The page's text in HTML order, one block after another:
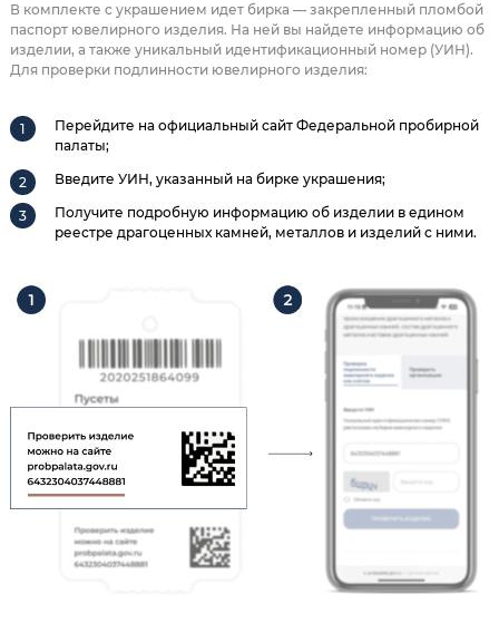
В комплекте с украшением идет бирка — закрепленный пломбой
паспорт ювелирного изделия. На ней вы найдете информацию об
изделии, а также уникальный идентификационный номер (УИН).
Для проверки подлинности ювелирного изделия:
Перейдите на официальный сайт Федеральной пробирной
палаты;
Введите УИН, указанный на бирке украшения;
Получите подробную информацию об изделии в едином
реестре драгоценных камней, металлов и изделий с ними.